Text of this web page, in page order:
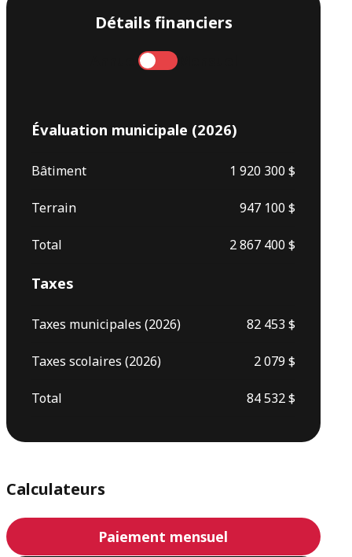
Détails financiers
Mensuel
Évaluation municipale (2026)
Bâtiment 1 920 300 $
Terrain 947 100 $
Total 2 867 400 $
Taxes
Taxes municipales (2026) 82 453 $
Taxes scolaires (2026) 2 079 $
Total 84 532 $
Calculateurs
Paiement mensuel